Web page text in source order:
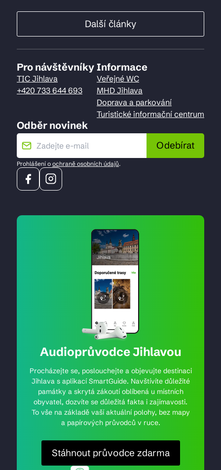
Další články
Pro návštěvníky
TIC Jihlava
+420 733 644 693
Informace
Veřejné WC
MHD Jihlava
Doprava a parkování
Turistické informační centrum
Odběr novinek
Odebírat
Prohlášení o ochraně osobních údajů.
Audioprůvodce Jihlavou
Procházejte se, poslouchejte a objevujte destinaci
Jihlava s aplikací SmartGuide. Navštívíte důležité
památky a skrytá zákoutí oblíbená u místních
obyvatel, dozvíte se důležitá fakta i zajímavosti.
To vše na základě vaší aktuální polohy, bez mapy
a papírových průvodců v ruce.
Stáhnout průvodce zdarma